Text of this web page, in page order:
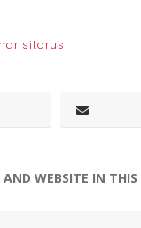
sitorus
WEBSITE IN